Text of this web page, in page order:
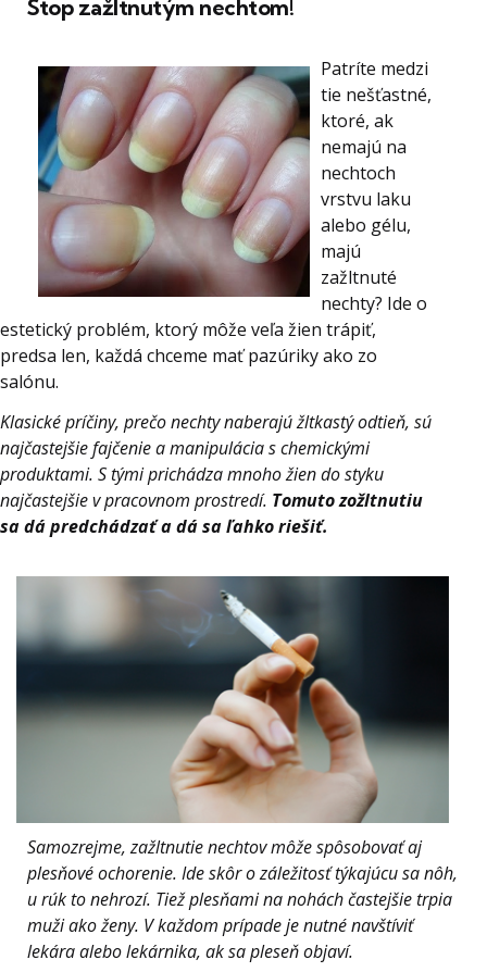
Stop zažltnutým nechtom!
Patríte medzi
tie nešťastné,
ktoré, ak
nemajú na
nechtoch
vrstvu laku
alebo gélu,
majú
zažltnuté
nechty? Ide o
estetický problém, ktorý môže veľa žien trápiť,
predsa len, každá chceme mať pazúriky ako zo
salónu.
Klasické príčiny, prečo nechty naberajú žltkastý odtieň, sú
najčastejšie fajčenie a manipulácia s chemickými
produktami. S tými prichádza mnoho žien do styku
najčastejšie v pracovnom prostredí. Tomuto zožltnutiu
sa dá predchádzať a dá sa ľahko riešiť.
Samozrejme, zažltnutie nechtov môže spôsobovať aj
plesňové ochorenie. Ide skôr o záležitosť týkajúcu sa nôh,
u rúk to nehrozí. Tiež plesňami na nohách častejšie trpia
muži ako ženy. V každom prípade je nutné navštíviť
lekára alebo lekárnika, ak sa pleseň objaví.